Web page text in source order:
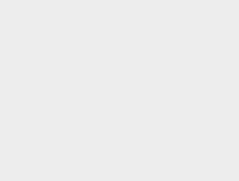
pero este diseño Bloom,
guardarlo en tu ordenador o
con este diseño de Bloom,
colores establecidos. ¡Cambia el
para pintar